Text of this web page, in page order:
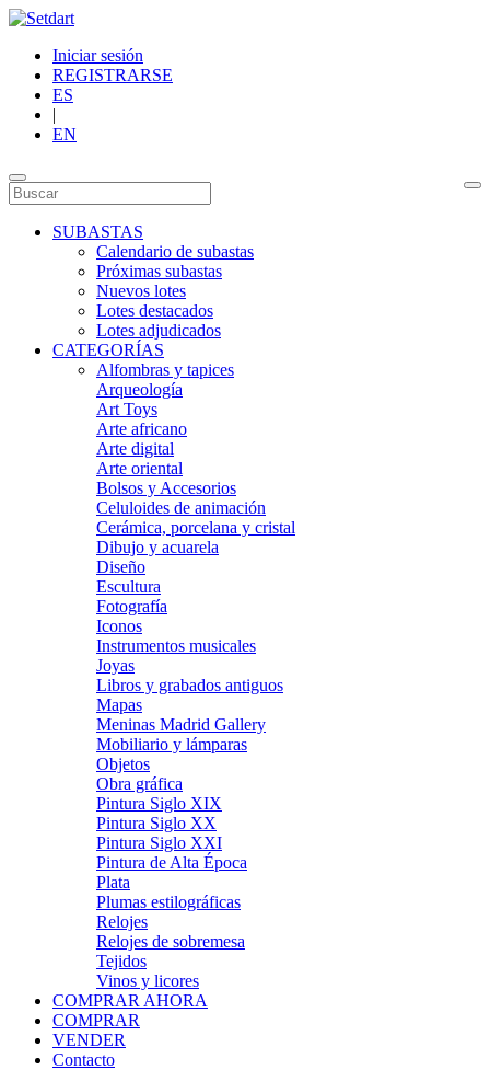
Iniciar sesión
REGISTRARSE
ES
|
EN
SUBASTAS
Calendario de subastas
Próximas subastas
Nuevos lotes
Lotes destacados
Lotes adjudicados
CATEGORÍAS
Alfombras y tapices
Arqueología
Art Toys
Arte africano
Arte digital
Arte oriental
Bolsos y Accesorios
Celuloides de animación
Cerámica, porcelana y cristal
Dibujo y acuarela
Diseño
Escultura
Fotografía
Iconos
Instrumentos musicales
Joyas
Libros y grabados antiguos
Mapas
Meninas Madrid Gallery
Mobiliario y lámparas
Objetos
Obra gráfica
Pintura Siglo XIX
Pintura Siglo XX
Pintura Siglo XXI
Pintura de Alta Época
Plata
Plumas estilográficas
Relojes
Relojes de sobremesa
Tejidos
Vinos y licores
COMPRAR AHORA
COMPRAR
VENDER
Contacto